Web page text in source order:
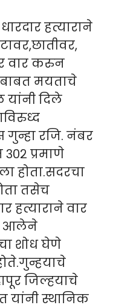
हत्याराने
वार करुन
मयताचे
दिले
रजि. नंबर
प्रमाणे
होता.सदरचा
तसेच
हत्याराने वार
आलेने
शोध घेणे
जिल्हयाचे
यांनी स्थानिक